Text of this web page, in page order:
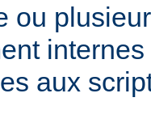
ou
aux